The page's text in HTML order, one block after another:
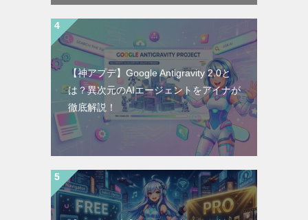
【神アプデ】Google Antigravity 2.0と
は？異次元のAIエージェントをアイナが
徹底解説！